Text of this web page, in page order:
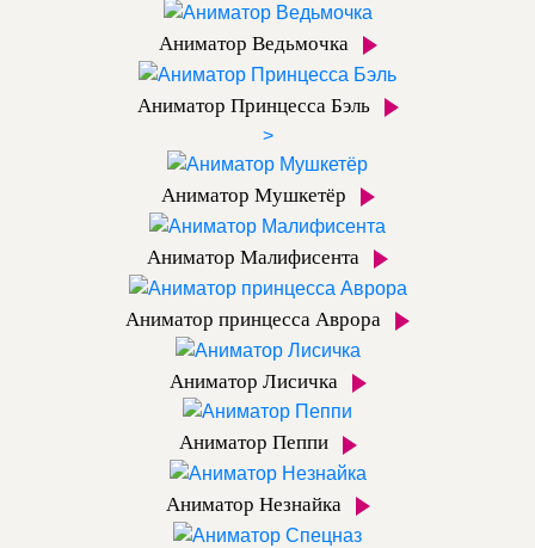
Аниматор Ведьмочка
Аниматор Принцесса Бэль
>
Аниматор Мушкетёр
Аниматор Малифисента
Аниматор принцесса Аврора
Аниматор Лисичка
Аниматор Пеппи
Аниматор Незнайка